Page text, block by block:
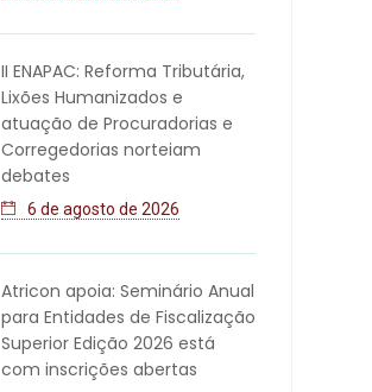
II ENAPAC: Reforma Tributária,
Lixões Humanizados e
atuação de Procuradorias e
Corregedorias norteiam
debates
6 de agosto de 2026
Atricon apoia: Seminário Anual
para Entidades de Fiscalização
Superior Edição 2026 está
com inscrições abertas